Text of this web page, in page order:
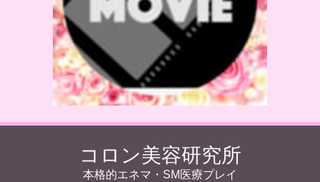
コロン美容研究所
本格的エネマ・SM医療プレイ